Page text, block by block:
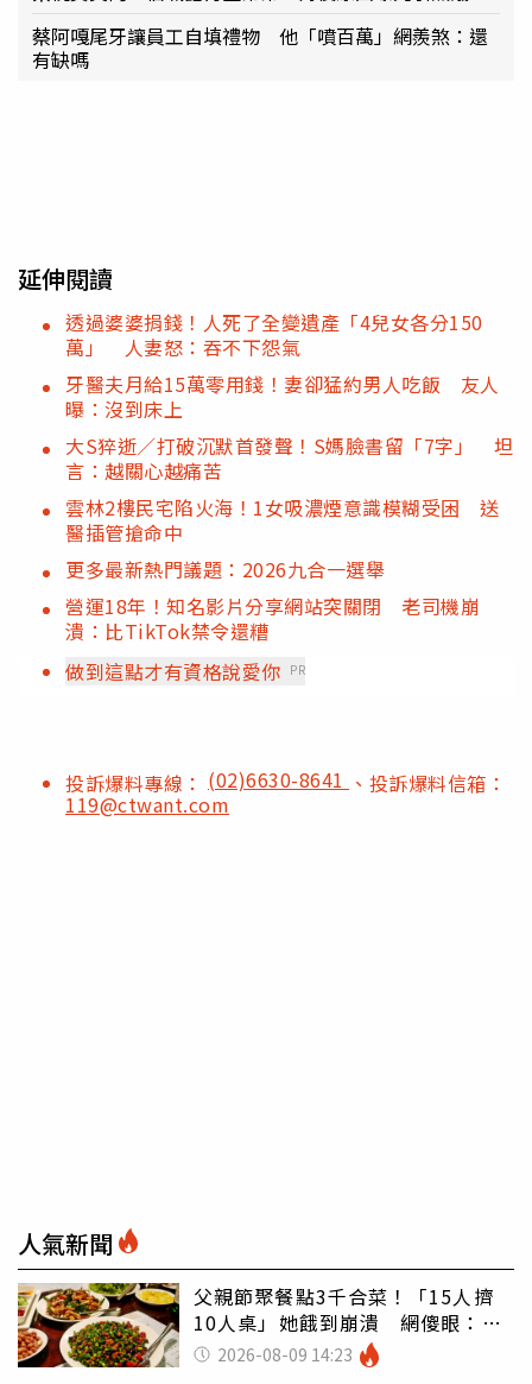
蔡阿嘎尾牙讓員工自填禮物 他「噴百萬」網羨煞：還
有缺嗎
延伸閱讀
透過婆婆捐錢！人死了全變遺產「4兒女各分150
萬」 人妻怒：吞不下怨氣
牙醫夫月給15萬零用錢！妻卻猛約男人吃飯 友人
曝：沒到床上
大S猝逝／打破沉默首發聲！S媽臉書留「7字」 坦
言：越關心越痛苦
雲林2樓民宅陷火海！1女吸濃煙意識模糊受困 送
醫插管搶命中
更多最新熱門議題：2026九合一選舉
營運18年！知名影片分享網站突關閉 老司機崩
潰：比TikTok禁令還糟
做到這點才有資格說愛你 PR
投訴爆料專線： (02)6630-8641 、投訴爆料信箱：
119@ctwant.com
人氣新聞
父親節聚餐點3千合菜！「15人擠
10人桌」她餓到崩潰 網傻眼：讓
店家看笑話
2026-08-09 14:23